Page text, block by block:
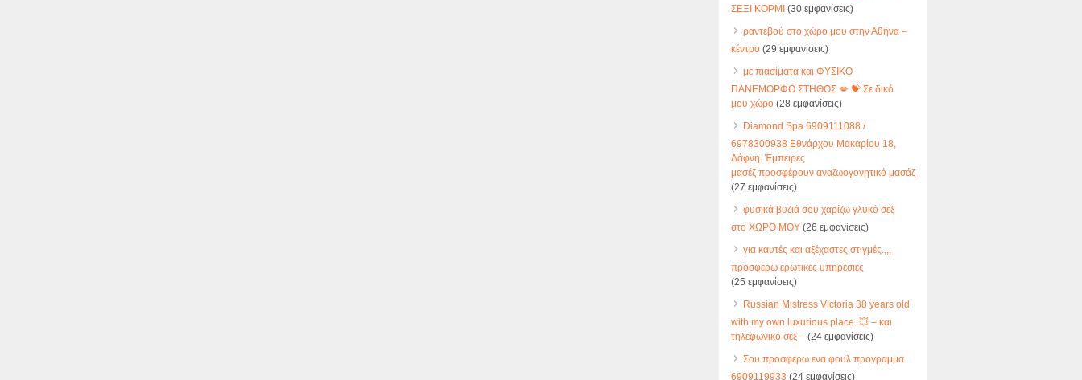
ΣΕΞΙ ΚΟΡΜΙ (30 εμφανίσεις)
ραντεβού στο χώρο μου στην Αθήνα –
κέντρο(29 εμφανίσεις)
με πιασίματα και ΦΥΣΙΚΟ
ΠΑΝΕΜΟΡΦΟ ΣΤΗΘΟΣ 💋 💝 Σε δικό
μου χώρο(28 εμφανίσεις)
Diamond Spa 6909111088 /
6978300938 Εθνάρχου Μακαρίου 18,
Δάφνη. Έμπειρες
μασέζ προσφέρουν αναζωογονητικό μασάζ
(27 εμφανίσεις)
φυσικά βυζιά σου χαρίζω γλυκό σεξ
στο ΧΩΡΟ ΜΟΥ(26 εμφανίσεις)
για καυτές και αξέχαστες στιγμές.,,,
προσφερω ερωτικες υπηρεσιες
(25 εμφανίσεις)
Russian Mistress Victoria 38 years old
with my own luxurious place. 💥 – και
τηλεφωνικό σεξ –(24 εμφανίσεις)
Σου προσφερω ενα φουλ προγραμμα
6909119933 (24 εμφανίσεις)